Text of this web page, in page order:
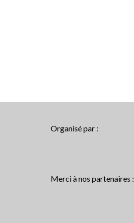
Organisé par :
Merci à nos partenaires :